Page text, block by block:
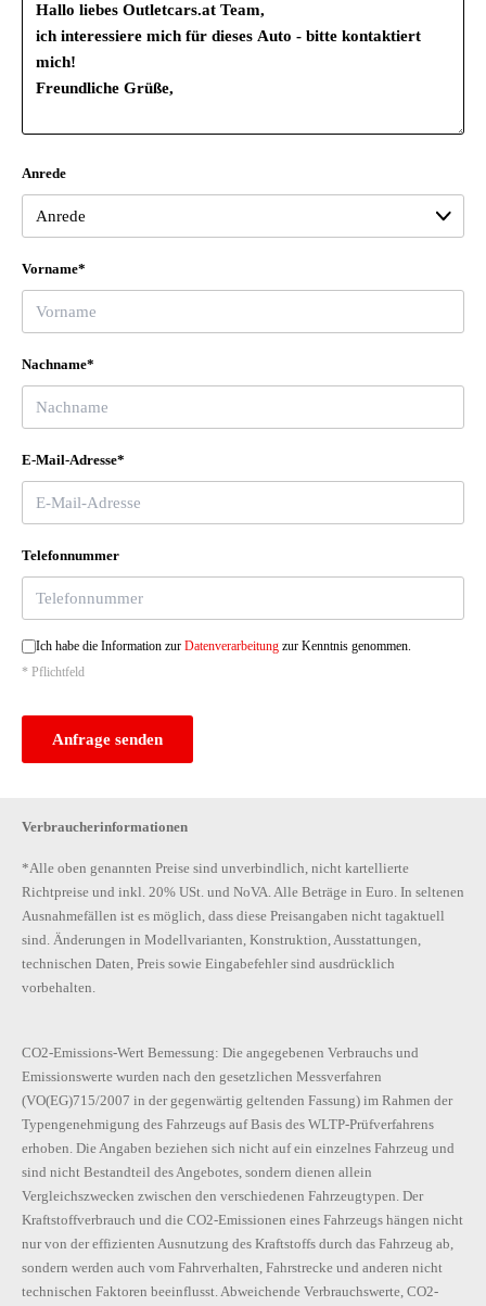
Anrede
Vorname*
Nachname*
E-Mail-Adresse*
Telefonnummer
Ich habe die Information zur Datenverarbeitung zur Kenntnis genommen.
* Pflichtfeld
Anfrage senden
Verbraucherinformationen
*Alle oben genannten Preise sind unverbindlich, nicht kartellierte
Richtpreise und inkl. 20% USt. und NoVA. Alle Beträge in Euro. In seltenen
Ausnahmefällen ist es möglich, dass diese Preisangaben nicht tagaktuell
sind. Änderungen in Modellvarianten, Konstruktion, Ausstattungen,
technischen Daten, Preis sowie Eingabefehler sind ausdrücklich
vorbehalten.
CO2-Emissions-Wert Bemessung: Die angegebenen Verbrauchs und
Emissionswerte wurden nach den gesetzlichen Messverfahren
(VO(EG)715/2007 in der gegenwärtig geltenden Fassung) im Rahmen der
Typengenehmigung des Fahrzeugs auf Basis des WLTP-Prüfverfahrens
erhoben. Die Angaben beziehen sich nicht auf ein einzelnes Fahrzeug und
sind nicht Bestandteil des Angebotes, sondern dienen allein
Vergleichszwecken zwischen den verschiedenen Fahrzeugtypen. Der
Kraftstoffverbrauch und die CO2-Emissionen eines Fahrzeugs hängen nicht
nur von der effizienten Ausnutzung des Kraftstoffs durch das Fahrzeug ab,
sondern werden auch vom Fahrverhalten, Fahrstrecke und anderen nicht
technischen Faktoren beeinflusst. Abweichende Verbrauchswerte, CO2-